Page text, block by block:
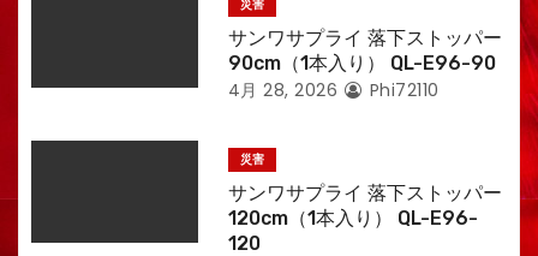
災害
サンワサプライ 落下ストッパー
90cm（1本入り） QL-E96-90
4月 28, 2026 Phi72110
災害
サンワサプライ 落下ストッパー
120cm（1本入り） QL-E96-
120